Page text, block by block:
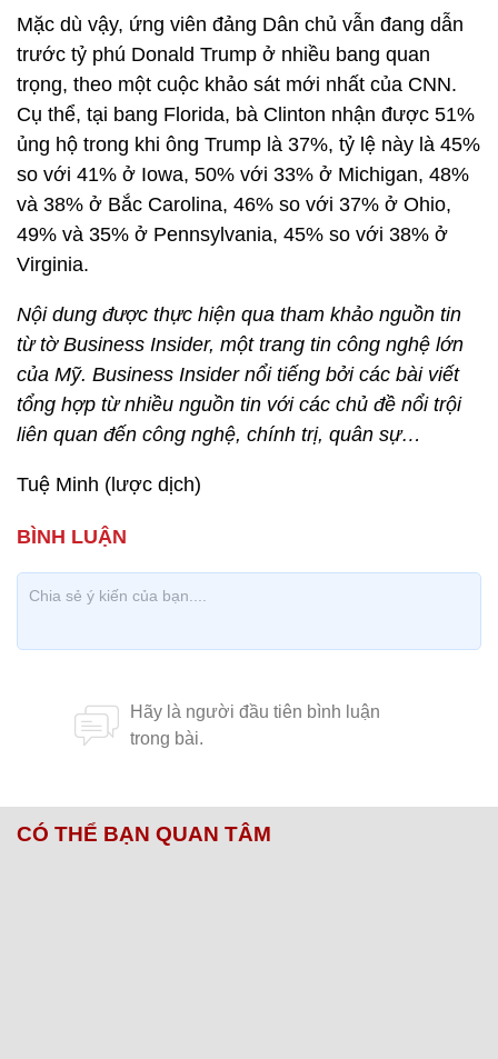
Mặc dù vậy, ứng viên đảng Dân chủ vẫn đang dẫn
trước tỷ phú Donald Trump ở nhiều bang quan
trọng, theo một cuộc khảo sát mới nhất của CNN.
Cụ thể, tại bang Florida, bà Clinton nhận được 51%
ủng hộ trong khi ông Trump là 37%, tỷ lệ này là 45%
so với 41% ở Iowa, 50% với 33% ở Michigan, 48%
và 38% ở Bắc Carolina, 46% so với 37% ở Ohio,
49% và 35% ở Pennsylvania, 45% so với 38% ở
Virginia.
Nội dung được thực hiện qua tham khảo nguồn tin
từ tờ Business Insider, một trang tin công nghệ lớn
của Mỹ. Business Insider nổi tiếng bởi các bài viết
tổng hợp từ nhiều nguồn tin với các chủ đề nổi trội
liên quan đến công nghệ, chính trị, quân sự…
Tuệ Minh (lược dịch)
CÓ THỂ BẠN QUAN TÂM